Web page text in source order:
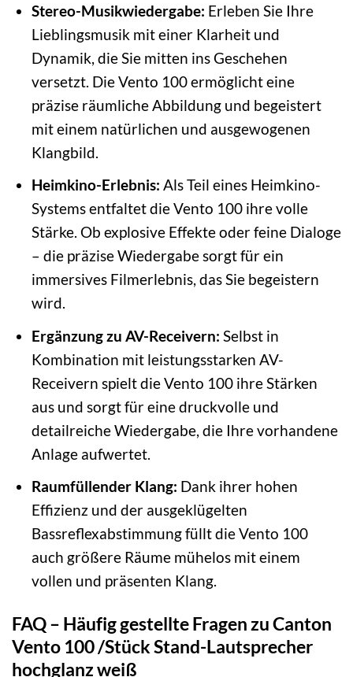
Stereo-Musikwiedergabe: Erleben Sie Ihre
Lieblingsmusik mit einer Klarheit und
Dynamik, die Sie mitten ins Geschehen
versetzt. Die Vento 100 ermöglicht eine
präzise räumliche Abbildung und begeistert
mit einem natürlichen und ausgewogenen
Klangbild.
Heimkino-Erlebnis: Als Teil eines Heimkino-
Systems entfaltet die Vento 100 ihre volle
Stärke. Ob explosive Effekte oder feine Dialoge
– die präzise Wiedergabe sorgt für ein
immersives Filmerlebnis, das Sie begeistern
wird.
Ergänzung zu AV-Receivern: Selbst in
Kombination mit leistungsstarken AV-
Receivern spielt die Vento 100 ihre Stärken
aus und sorgt für eine druckvolle und
detailreiche Wiedergabe, die Ihre vorhandene
Anlage aufwertet.
Raumfüllender Klang: Dank ihrer hohen
Effizienz und der ausgeklügelten
Bassreflexabstimmung füllt die Vento 100
auch größere Räume mühelos mit einem
vollen und präsenten Klang.
FAQ – Häufig gestellte Fragen zu Canton
Vento 100 /Stück Stand-Lautsprecher
hochglanz weiß